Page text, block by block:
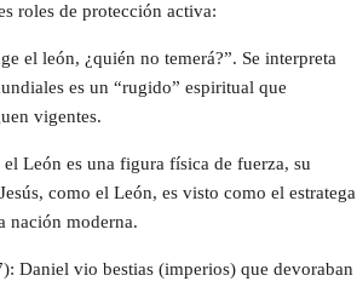
roles de protección activa:
el león, ¿quién no temerá?”. Se interpreta
es un “rugido” espiritual que
vigentes.
León es una figura física de fuerza, su
como el León, es visto como el estratega
nación moderna.
Daniel vio bestias (imperios) que devoraban